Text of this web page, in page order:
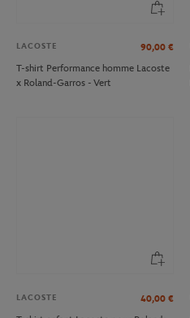
LACOSTE 90,00 €
T-shirt Performance homme Lacoste
x Roland-Garros - Vert
LACOSTE 40,00 €